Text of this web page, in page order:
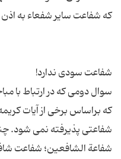
سوال دومی که در ارتباط
که براساس برخی از آیات
شفاعتی پذیرفته نمی شود.
شفاعة الشافعین؛ شفاعت